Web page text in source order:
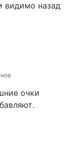
видимо назад
очки